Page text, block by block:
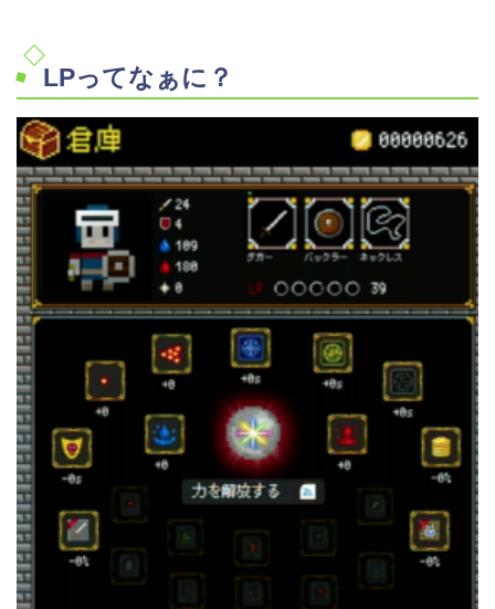
LPってなぁに？